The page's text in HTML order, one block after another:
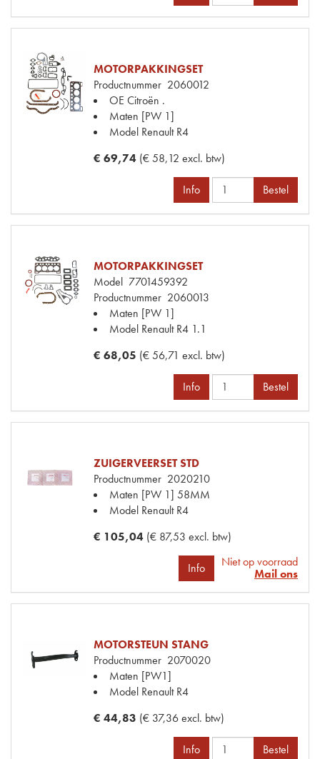
MOTORPAKKINGSET
Productnummer 2060012
OE Citroën .
Maten [PW 1]
Model Renault R4
€ 69,74 (€ 58,12 excl. btw)
Info Bestel
MOTORPAKKINGSET
Model 7701459392
Productnummer 2060013
Maten [PW 1]
Model Renault R4 1.1
€ 68,05 (€ 56,71 excl. btw)
Info Bestel
ZUIGERVEERSET STD
Productnummer 2020210
Maten [PW 1] 58MM
Model Renault R4
€ 105,04 (€ 87,53 excl. btw)
Info
Niet op voorraad
Mail ons
MOTORSTEUN STANG
Productnummer 2070020
Maten [PW1]
Model Renault R4
€ 44,83 (€ 37,36 excl. btw)
Info Bestel